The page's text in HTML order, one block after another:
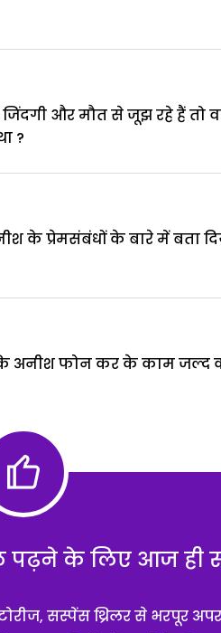
और मौत से जूझ रहे हैं तो
?
प्रेमसंबंधों के बारे में बता
अनीश फोन कर के काम जल्द
पढ़ने के लिए आज ही
सस्पेंस थ्रिलर से भरपूर